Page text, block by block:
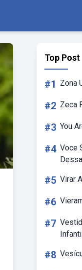
Top Post
#1 Zona
#2 Zeca
#3 You
#4 Voce
#5 Virar
#6
#7
#8